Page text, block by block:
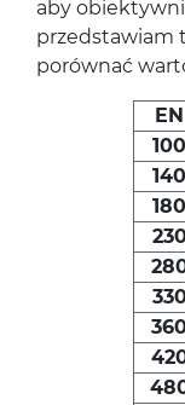
aby
przedstawiam
porównać
EN
100
140
180